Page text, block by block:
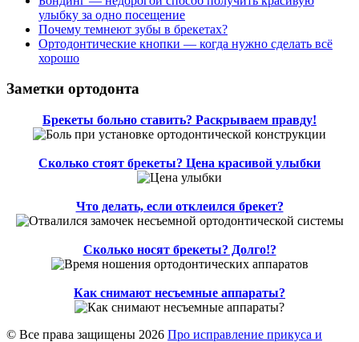
улыбку за одно посещение
Почему темнеют зубы в брекетах?
Ортодонтические кнопки — когда нужно сделать всё
хорошо
Заметки ортодонта
Брекеты больно ставить? Раскрываем правду!
Сколько стоят брекеты? Цена красивой улыбки
Что делать, если отклеился брекет?
Сколько носят брекеты? Долго!?
Как снимают несъемные аппараты?
© Все права защищены 2026 Про исправление прикуса и